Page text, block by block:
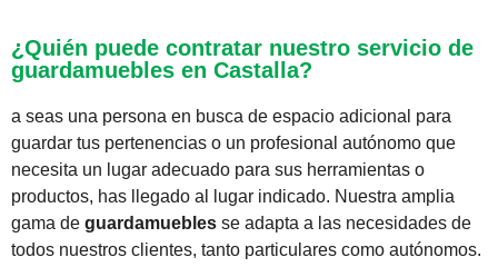
¿Quién puede contratar nuestro servicio de
guardamuebles en Castalla?
a seas una persona en busca de espacio adicional para
guardar tus pertenencias o un profesional autónomo que
necesita un lugar adecuado para sus herramientas o
productos, has llegado al lugar indicado. Nuestra amplia
gama de guardamuebles se adapta a las necesidades de
todos nuestros clientes, tanto particulares como autónomos.